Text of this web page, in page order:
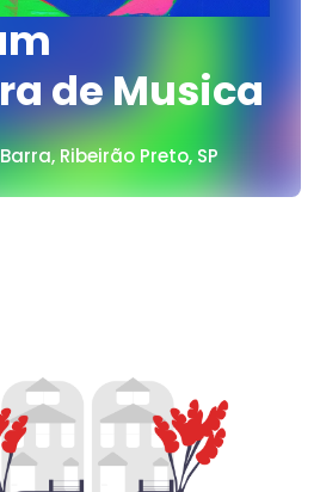
de Musica
,Ribeirão Preto, SP